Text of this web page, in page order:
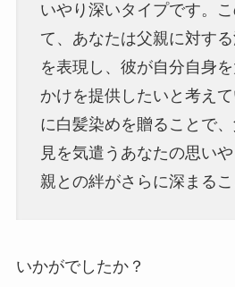
いやり深いタイプです。
て、あなたは父親に対す
を表現し、彼が自分自身
かけを提供したいと考え
に白髪染めを贈ることで
見を気遣うあなたの思い
親との絆がさらに深まるこ
いかがでしたか？